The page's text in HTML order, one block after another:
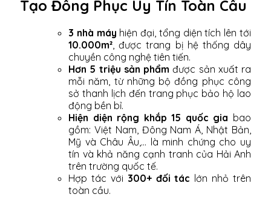
Tạo Đồng Phục Uy Tín Toàn Cầu
3 nhà máy hiện đại, tổng diện tích lên tới
10.000m² , được trang bị hệ thống dây
chuyền công nghệ tiên tiến.
Hơn 5 triệu sản phẩm được sản xuất ra
mỗi năm, từ những bộ đồng phục công
sở thanh lịch đến trang phục bảo hộ lao
động bền bỉ.
Hiện diện rộng khắp 15 quốc gia bao
gồm: Việt Nam, Đông Nam Á, Nhật Bản,
Mỹ và Châu Âu,... là minh chứng cho uy
tín và khả năng cạnh tranh của Hải Anh
trên trường quốc tế.
Hợp tác với 300+ đối tác lớn nhỏ trên
toàn cầu.